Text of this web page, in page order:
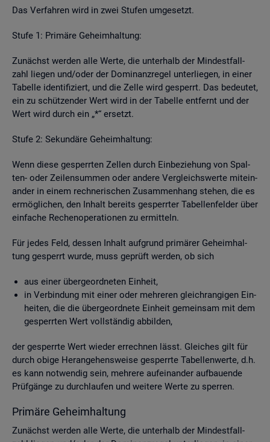
Das Ver­fah­ren wird in zwei Stu­fen um­ge­setzt.
Stufe 1: Pri­mä­re Ge­heim­hal­tung:
Zu­nächst wer­den alle Werte, die un­ter­halb der Min­dest­fall­
zahl lie­gen und/oder der Do­mi­nanz­re­gel un­ter­lie­gen, in einer
Ta­bel­le iden­ti­fi­ziert, und die Zelle wird ge­sperrt. Das be­deu­tet,
ein zu schüt­zen­der Wert wird in der Ta­bel­le ent­fernt und der
Wert wird durch ein „*“ er­setzt.
Stufe 2: Se­kun­dä­re Ge­heim­hal­tung:
Wenn diese ge­sperr­ten Zel­len durch Ein­be­zie­hung von Spal­
ten- oder Zei­len­sum­men oder an­de­re Ver­gleichs­wer­te mit­ein­
an­der in einem rech­ne­ri­schen Zu­sam­men­hang ste­hen, die es
er­mög­li­chen, den In­halt be­reits ge­sperr­ter Ta­bel­len­fel­der über
ein­fa­che Re­chen­ope­ra­tio­nen zu er­mit­teln.
Für jedes Feld, des­sen In­halt auf­grund pri­mä­rer Ge­heim­hal­
tung ge­sperrt wurde, muss ge­prüft wer­den, ob sich
aus einer über­ge­ord­ne­ten Ein­heit,
in Ver­bin­dung mit einer oder meh­re­ren gleich­ran­gi­gen Ein­
hei­ten, die die über­ge­ord­ne­te Ein­heit ge­mein­sam mit dem
ge­sperr­ten Wert voll­stän­dig ab­bil­den,
der ge­sperr­te Wert wie­der er­rech­nen lässt. Glei­ches gilt für
durch obige Her­an­ge­hens­wei­se ge­sperr­te Ta­bel­len­wer­te, d.h.
es kann not­wen­dig sein, meh­re­re auf­ein­an­der auf­bau­en­de
Prüf­gän­ge zu durch­lau­fen und wei­te­re Werte zu sper­ren.
Pri­mä­re Ge­heim­hal­tung
Zu­nächst wer­den alle Werte, die un­ter­halb der Min­dest­fall­